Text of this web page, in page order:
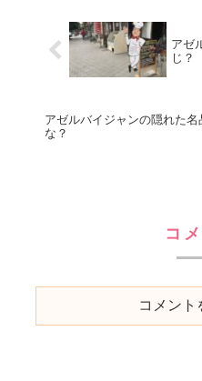
アゼ
じ？
アゼルバイジャンの隠れた名
な？
コ
コメント